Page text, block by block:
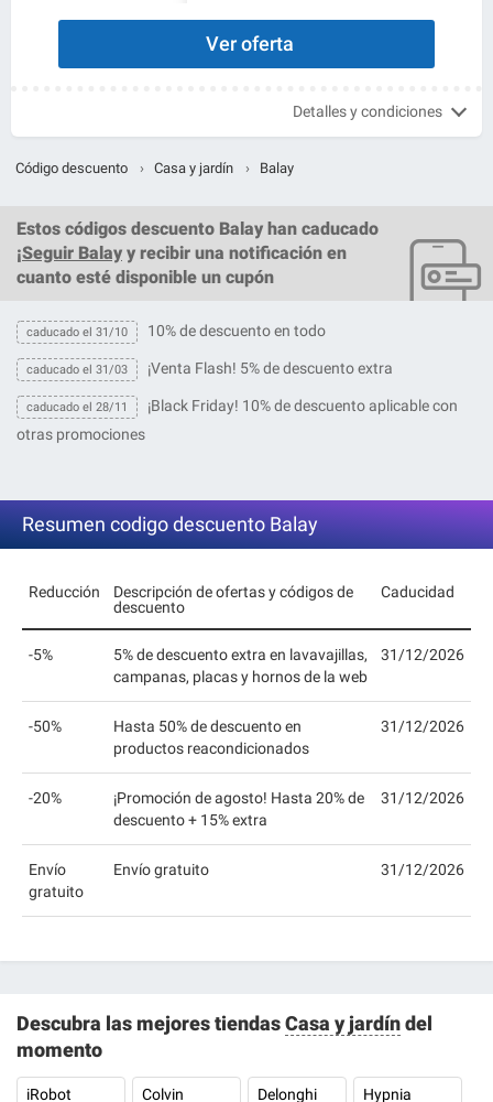
Ver oferta
Detalles y condiciones
Código descuento › Casa y jardín › Balay
Estos códigos descuento Balay han caducado
¡Seguir Balay y recibir una notificación en
cuanto esté disponible un cupón
caducado el 31/10 10% de descuento en todo
caducado el 31/03 ¡Venta Flash! 5% de descuento extra
caducado el 28/11
¡Black Friday! 10% de descuento aplicable con
otras promociones
Resumen codigo descuento Balay
Reducción
Descripción de ofertas y códigos de
descuento
Caducidad
-5%
5% de descuento extra en lavavajillas,
campanas, placas y hornos de la web
31/12/2026
-50%
Hasta 50% de descuento en
productos reacondicionados
31/12/2026
-20%
¡Promoción de agosto! Hasta 20% de
descuento + 15% extra
31/12/2026
Envío
gratuito
Envío gratuito 31/12/2026
Descubra las mejores tiendasCasa y jardíndel
momento
iRobot Colvin Delonghi Hypnia